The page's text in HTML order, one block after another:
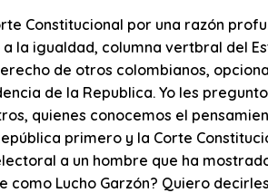
Constitucional por una razón
la igualdad, columna vertbral del
de otros colombianos,
de la Republica. Yo les
quienes conocemos el
primero y la Corte
a un hombre que ha
Lucho Garzón? Quiero